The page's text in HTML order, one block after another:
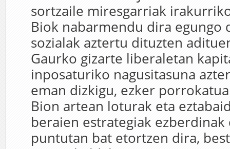
sortzaile miresgarriak
Biok nabarmendu dira egungo
sozialak aztertu dituzten
Gaurko gizarte liberaletan
inposaturiko nagusitasuna
eman dizkigu, ezker
Bion artean loturak eta
beraien estrategiak
puntutan bat etortzen dira,